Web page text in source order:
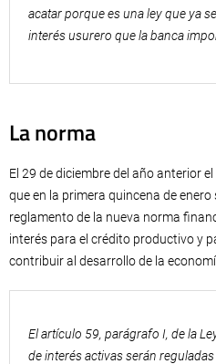
acatar porque es una ley que ya
interés usurero que la banca
La norma
El 29 de diciembre del año anterior
que en la primera quincena de
reglamento de la nueva norma
interés para el crédito productivo y
contribuir al desarrollo de la
El artículo 59, parágrafo I, de la
de interés activas serán